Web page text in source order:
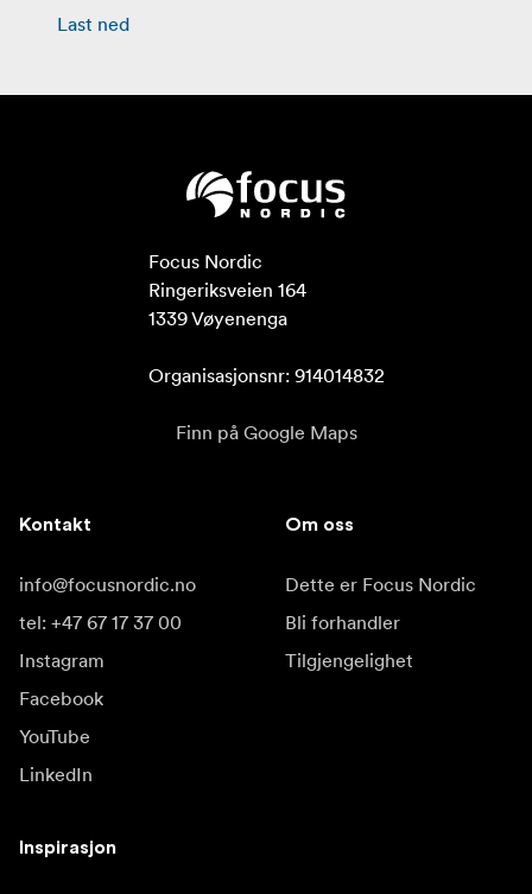
Last ned
Focus Nordic
Ringeriksveien 164
1339 Vøyenenga
Organisasjonsnr: 914014832
Finn på Google Maps
Kontakt
info@focusnordic.no
tel: +47 67 17 37 00
Instagram
Facebook
YouTube
LinkedIn
Om oss
Dette er Focus Nordic
Bli forhandler
Tilgjengelighet
Inspirasjon